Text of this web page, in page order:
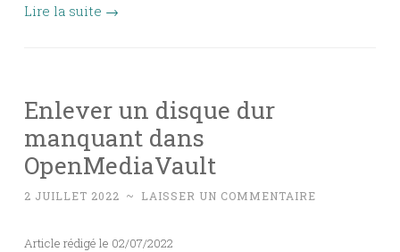
Lire la suite →
Enlever un disque dur
manquant dans
OpenMediaVault
2 JUILLET 2022 ~ LAISSER UN COMMENTAIRE
Article rédigé le 02/07/2022